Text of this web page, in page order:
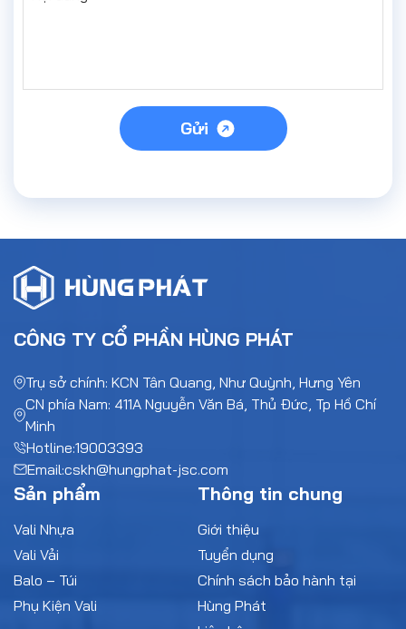
Gửi
CÔNG TY CỔ PHẦN HÙNG PHÁT
Trụ sở chính: KCN Tân Quang, Như Quỳnh, Hưng Yên
CN phía Nam: 411A Nguyễn Văn Bá, Thủ Đức, Tp Hồ Chí
Minh
Hotline:19003393
Email:cskh@hungphat-jsc.com
Sản phẩm
Vali Nhựa
Vali Vải
Balo – Túi
Phụ Kiện Vali
Thông tin chung
Giới thiệu
Tuyển dụng
Chính sách bảo hành tại
Hùng Phát